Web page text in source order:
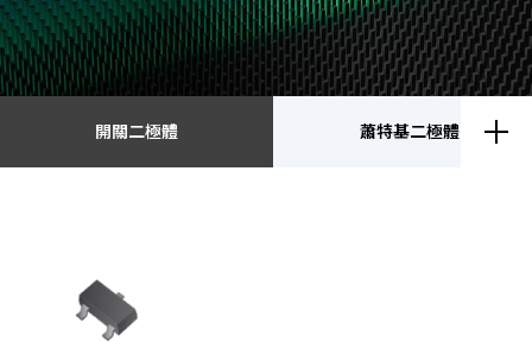
開關二極體 蕭特基二極體
靜電放電保護元件